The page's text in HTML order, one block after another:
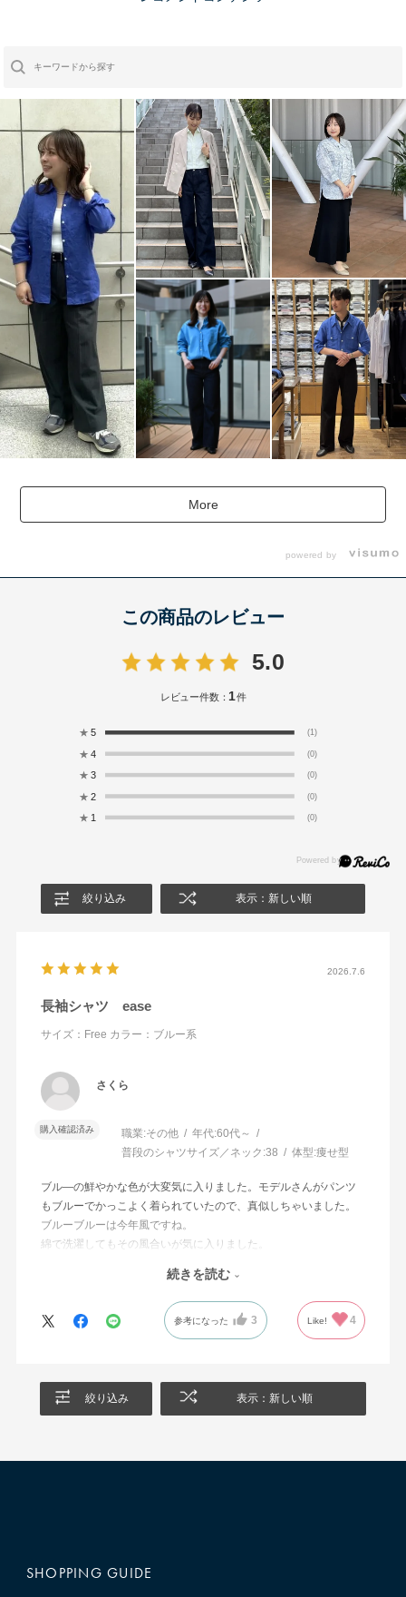
More
powered by
この商品のレビュー
5.0
レビュー件数： 1 件
★ 5 (1)
★ 4 (0)
★ 3 (0)
★ 2 (0)
★ 1 (0)
絞り込み 表示：新しい順
2026.7.6
長袖シャツ ease
サイズ：Free カラー：ブルー系
さくら
購入確認済み 職業:その他 年代:60代～
普段のシャツサイズ／ネック:38 体型:痩せ型
ブル―の鮮やかな色が大変気に入りました。モデルさんがパンツ
もブルーでかっこよく着られていたので、真似しちゃいました。
ブルーブルーは今年風ですね。
綿で洗濯してもその風合いが気に入りました。
これからも素敵なものを作ってくださいね。
また日本製で丁寧なつくりなので嬉しいです。
感謝です。
続きを読む
参考になった 3 Like! 4
絞り込み 表示：新しい順
SHOPPING GUIDE